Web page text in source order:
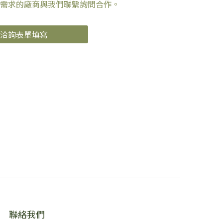
求的廠商與我們聯繫詢問合作。
洽詢表單填寫
聯絡我們